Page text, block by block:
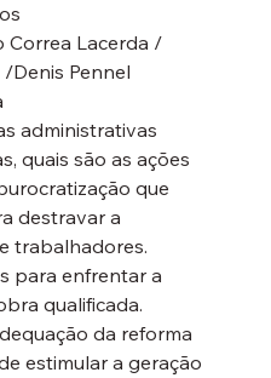
Correa Lacerda /
/Denis Pennel
administrativas
quais são as ações
que
destravar a
trabalhadores.
para enfrentar a
qualificada.
da reforma
estimular a geração